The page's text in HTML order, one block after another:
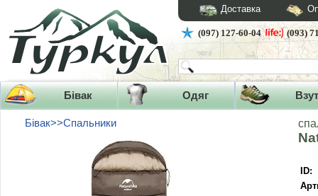
Доставка
(097) 127-60-04 (093)
Бівак Одяг
Бівак>>Спальники
ID: